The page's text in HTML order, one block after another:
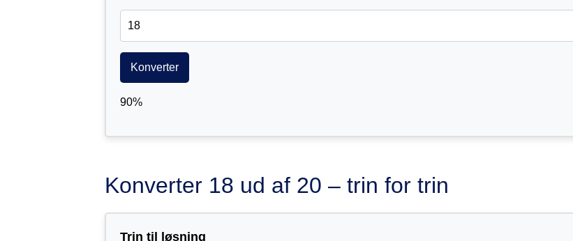
Konverter
90%
Konverter 18 ud af 20 – trin for trin
Trin til løsning